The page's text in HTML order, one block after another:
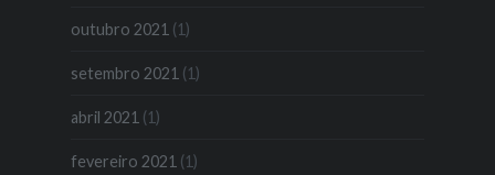
outubro 2021 (1)
setembro 2021 (1)
abril 2021 (1)
fevereiro 2021 (1)